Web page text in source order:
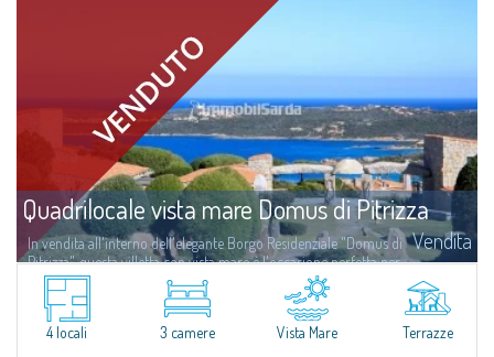
Quadrilocale vista mare Domus di Pitrizza
Vendita
In vendita all'interno dell'elegante Borgo Residenziale "Domus di
Pitrizza", questa villetta con vista mare è l'occasione perfetta per
ritrovare il proprio benessere, immersi in un'oasi di pace e...
4 locali 3 camere Vista Mare Terrazze